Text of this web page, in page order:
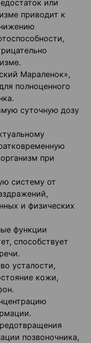
или
приводит к
Мараленок»,
полноценного
суточную дозу
при
систему от
и физических
функции
способствует
усталости,
кожи,
позвоночника,